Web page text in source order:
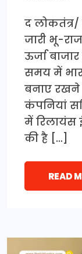
द लोकतंत्र/
जारी भू-
ऊर्जा
समय में
बनाए रखने
कंपनियां
में रिलायंस
की है […]
READ